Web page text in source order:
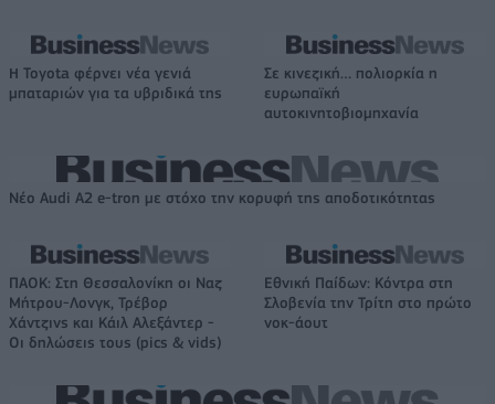
Η Toyota φέρνει νέα γενιά
μπαταριών για τα υβριδικά της
Σε κινεζική… πολιορκία η
ευρωπαϊκή
αυτοκινητοβιομηχανία
Νέο Audi A2 e-tron με στόχο την κορυφή της αποδοτικότητας
ΠΑΟΚ: Στη Θεσσαλονίκη οι Ναζ
Μήτρου-Λονγκ, Τρέβορ
Χάντζινς και Κάιλ Αλεξάντερ -
Οι δηλώσεις τους (pics & vids)
Εθνική Παίδων: Κόντρα στη
Σλοβενία την Τρίτη στο πρώτο
νοκ-άουτ